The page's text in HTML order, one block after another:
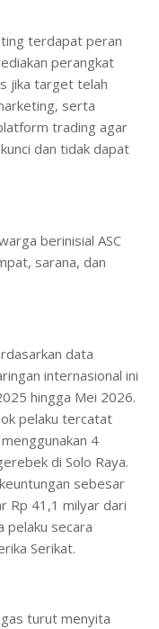
terdapat peran
perangkat
jika target telah
serta
trading agar
dan tidak dapat
berinisial ASC
sarana, dan
data
internasional ini
hingga Mei 2026.
pelaku tercatat
4
di Solo Raya.
sebesar
Rp 41,1 milyar dari
pelaku secara
Serikat.
turut menyita